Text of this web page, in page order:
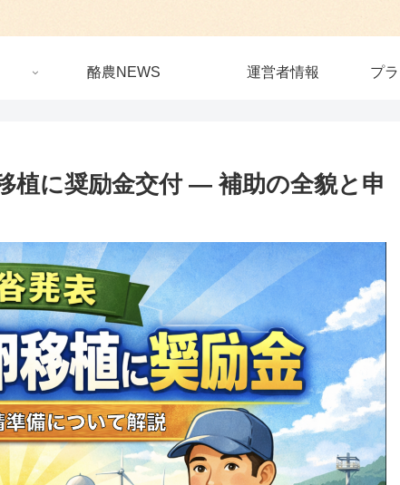
酪農NEWS 運営者情報 プ
植に奨励金交付 — 補助の全貌と申